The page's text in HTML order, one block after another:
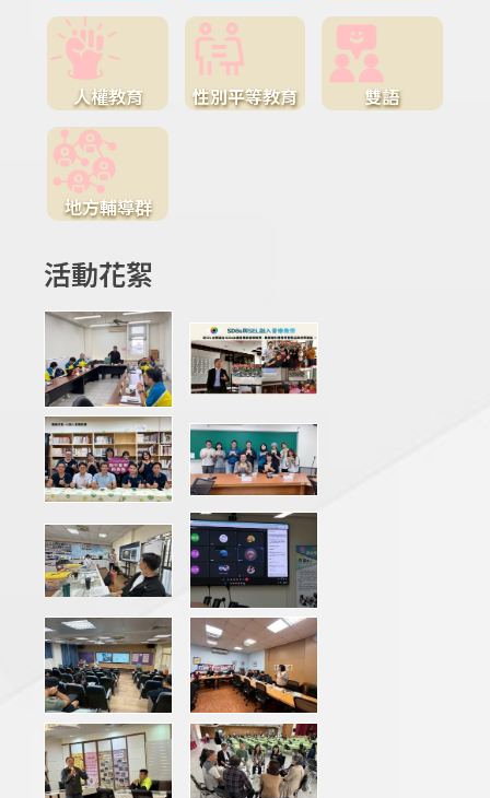
人權教育 性別平等教育 雙語
地方輔導群
活動花絮